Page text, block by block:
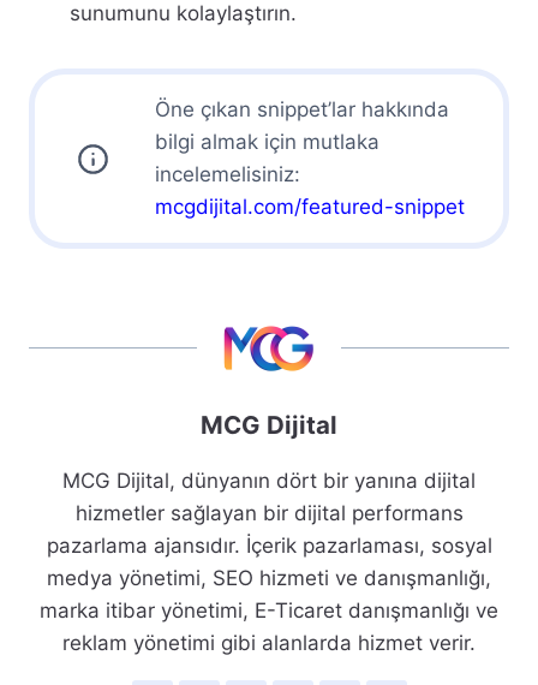
sunumunu kolaylaştırın.
Öne çıkan snippet’lar hakkında
bilgi almak için mutlaka
incelemelisiniz:
mcgdijital.com/featured-snippet
MCG Dijital
MCG Dijital, dünyanın dört bir yanına dijital
hizmetler sağlayan bir dijital performans
pazarlama ajansıdır. İçerik pazarlaması, sosyal
medya yönetimi, SEO hizmeti ve danışmanlığı,
marka itibar yönetimi, E-Ticaret danışmanlığı ve
reklam yönetimi gibi alanlarda hizmet verir.